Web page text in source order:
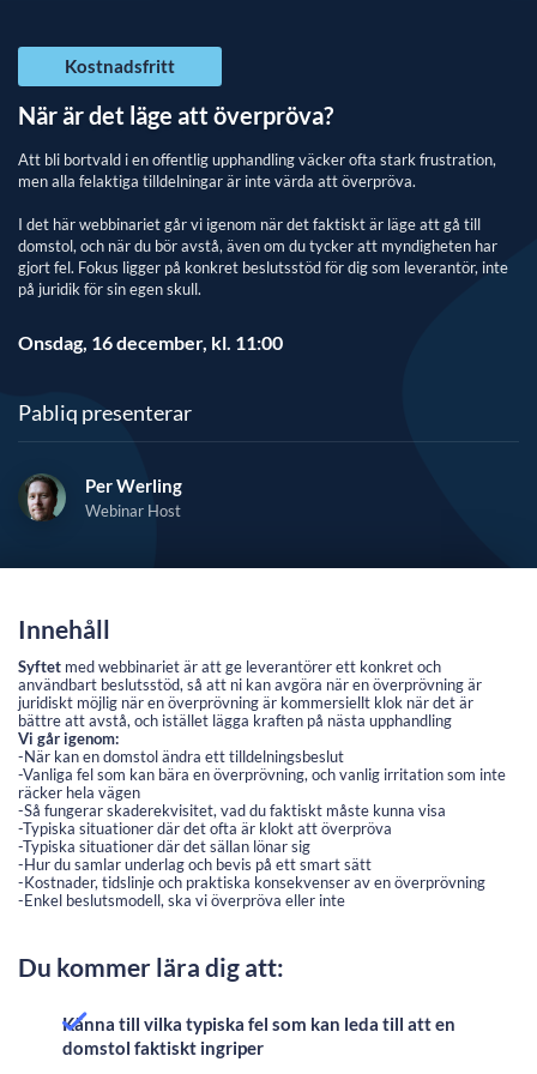
Kostnadsfritt
När är det läge att överpröva?
Att bli bortvald i en offentlig upphandling väcker ofta stark frustration,
men alla felaktiga tilldelningar är inte värda att överpröva.
​​​​​​​I det här webbinariet går vi igenom när det faktiskt är läge att gå till
domstol, och när du bör avstå, även om du tycker att myndigheten har
gjort fel. Fokus ligger på konkret beslutsstöd för dig som leverantör, inte
på juridik för sin egen skull.
Onsdag, 16 december, kl. 11:00
Pabliq presenterar
Per Werling
Webinar Host
Innehåll
Syftet med webbinariet är att ge leverantörer ett konkret och
användbart beslutsstöd, så att ni kan avgöra när en överprövning är
juridiskt möjlig när en överprövning är kommersiellt klok när det är
bättre att avstå, och istället lägga kraften på nästa upphandling ​​​​​​​
Vi går igenom:
-När kan en domstol ändra ett tilldelningsbeslut
-Vanliga fel som kan bära en överprövning, och vanlig irritation som inte
räcker hela vägen
-Så fungerar skaderekvisitet, vad du faktiskt måste kunna visa
-Typiska situationer där det ofta är klokt att överpröva
-Typiska situationer där det sällan lönar sig
-Hur du samlar underlag och bevis på ett smart sätt
-Kostnader, tidslinje och praktiska konsekvenser av en överprövning
​​​​​​​-Enkel beslutsmodell, ska vi överpröva eller inte​​​​​​​
Du kommer lära dig att:
Känna till vilka typiska fel som kan leda till att en
domstol faktiskt ingriper